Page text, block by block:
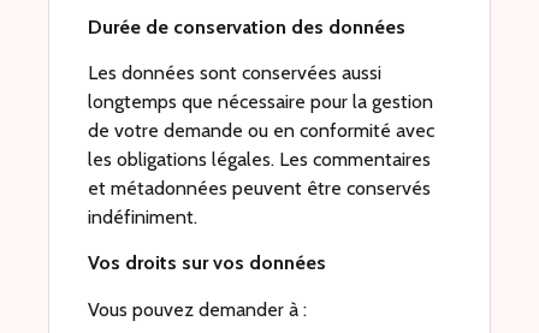
Durée de conservation des données
Les données sont conservées aussi
longtemps que nécessaire pour la gestion
de votre demande ou en conformité avec
les obligations légales. Les commentaires
et métadonnées peuvent être conservés
indéfiniment.
Vos droits sur vos données
Vous pouvez demander à :